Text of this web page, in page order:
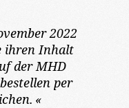
2022
ihren Inhalt
der MHD
per
«